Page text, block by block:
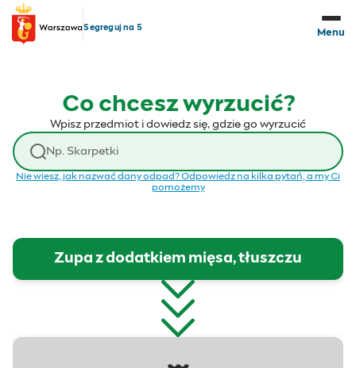
Przejdź do treści
Segreguj na 5
Menu
Co chcesz wyrzucić?
Wpisz przedmiot i dowiedz się, gdzie go wyrzucić
Wyszukaj odpad
Nie wiesz, jak nazwać dany odpad? Odpowiedz na kilka pytań, a my Ci
pomożemy
Zupa z dodatkiem mięsa, tłuszczu